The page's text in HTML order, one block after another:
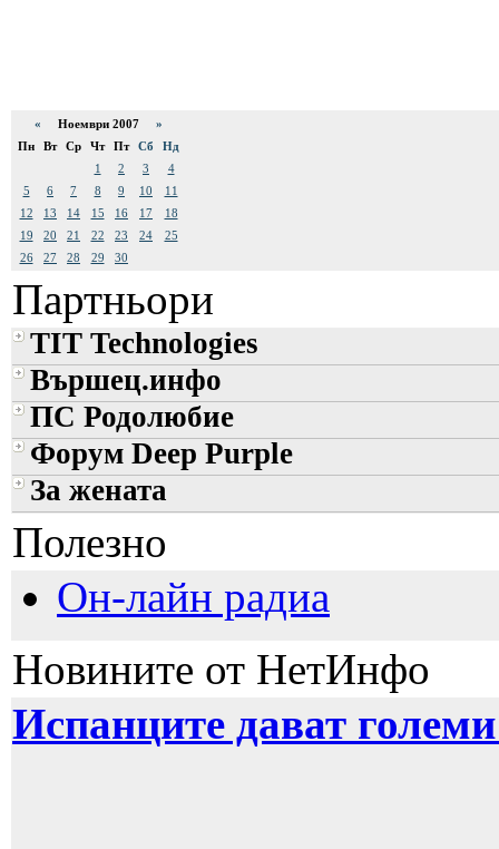
« Ноември 2007 »
Пн
Вт Ср Чт Пт Сб
Нд
1
2 3
4
5
6 7 8 9 10
11
12
13 14 15 16 17
18
19
20 21 22 23 24
25
26
27 28 29 30
Партньори
TIT Technologies
Вършец.инфо
ПС Родолюбие
Форум Deep Purple
За жената
Полезно
Он-лайн радиа
Новините от НетИнфо
Испанците дават